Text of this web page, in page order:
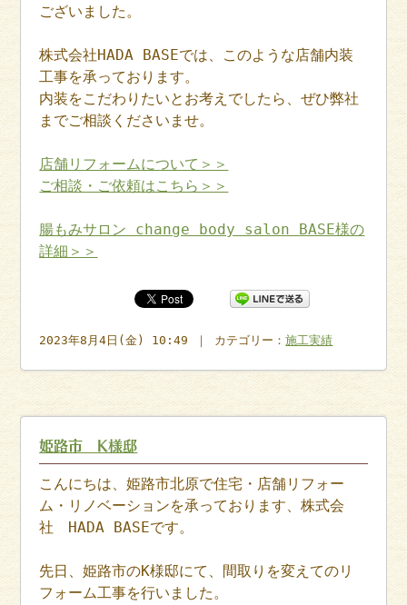
ございました。
株式会社HADA BASEでは、このような店舗内装
工事を承っております。
内装をこだわりたいとお考えでしたら、ぜひ弊社
までご相談くださいませ。
店舗リフォームについて＞＞
ご相談・ご依頼はこちら＞＞
腸もみサロン change body salon BASE様の
詳細＞＞
2023年8月4日(金) 10:49 ｜ カテゴリー：施工実績
姫路市 K様邸
こんにちは、姫路市北原で住宅・店舗リフォー
ム・リノベーションを承っております、株式会
社 HADA BASEです。
先日、姫路市のK様邸にて、間取りを変えてのリ
フォーム工事を行いました。